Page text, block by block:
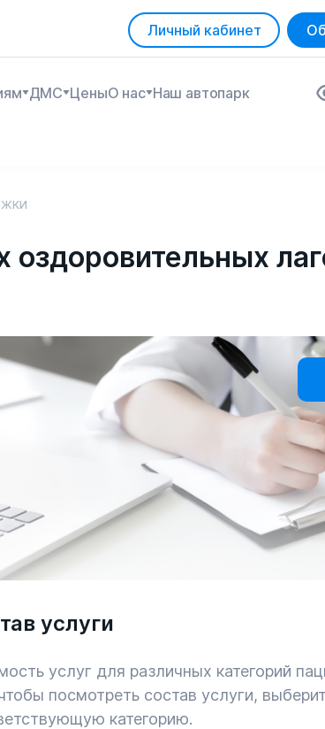
Личный кабинет
ДМС ЦеныО нас Наш автопарк
оздоровительных
услуги
услуг для различных категорий
посмотреть состав услуги,
категорию.